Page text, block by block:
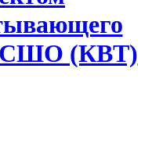
СШО (КВТ)